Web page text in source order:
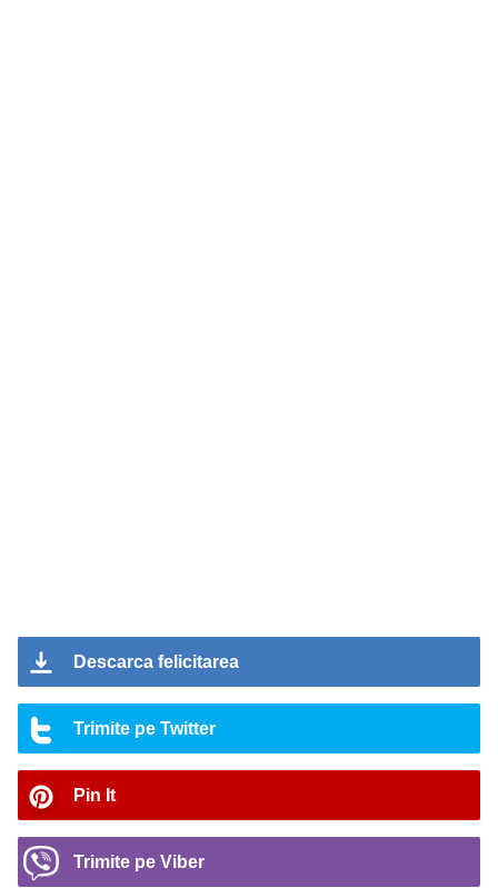
Descarca felicitarea
Trimite pe Twitter
Pin It
Trimite pe Viber